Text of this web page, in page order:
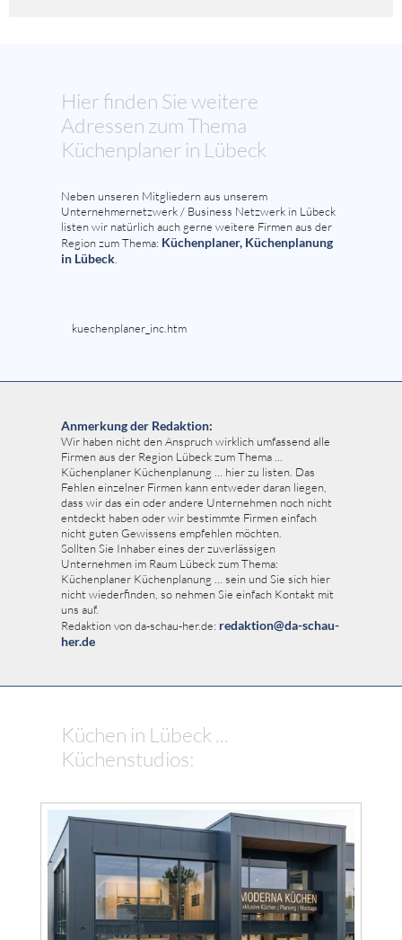
Hier finden Sie weitere
Adressen zum Thema
Küchenplaner in Lübeck
Neben unseren Mitgliedern aus unserem
Unternehmernetzwerk / Business Netzwerk in Lübeck
listen wir natürlich auch gerne weitere Firmen aus der
Region zum Thema: Küchenplaner, Küchenplanung
in Lübeck
kuechenplaner_inc.htm
Anmerkung der Redaktion:
Wir haben nicht den Anspruch wirklich umfassend alle
Firmen aus der Region Lübeck zum Thema ...
Küchenplaner Küchenplanung ... hier zu listen. Das
Fehlen einzelner Firmen kann entweder daran liegen,
dass wir das ein oder andere Unternehmen noch nicht
entdeckt haben oder wir bestimmte Firmen einfach
nicht guten Gewissens empfehlen möchten.
Sollten Sie Inhaber eines der zuverlässigen
Unternehmen im Raum Lübeck zum Thema:
Küchenplaner Küchenplanung ... sein und Sie sich hier
nicht wiederfinden, so nehmen Sie einfach Kontakt mit
uns auf.
Redaktion von da-schau-her.de: redaktion@da-schau-
her.de
Küchen in Lübeck ...
Küchenstudios: